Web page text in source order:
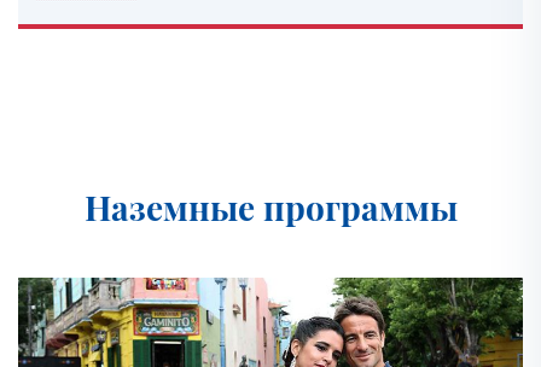
Наземные программы